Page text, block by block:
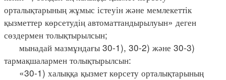
орталықтарының жұмыс істеуін және мемлекеттік
қызметтер көрсетудің автоматтандырылуын» деген
сөздермен толықтырылсын;
мынадай мазмұндағы 30-1), 30-2) және 30-3)
тармақшалармен толықтырылсын:
«30-1) халыққа қызмет көрсету орталықтарының